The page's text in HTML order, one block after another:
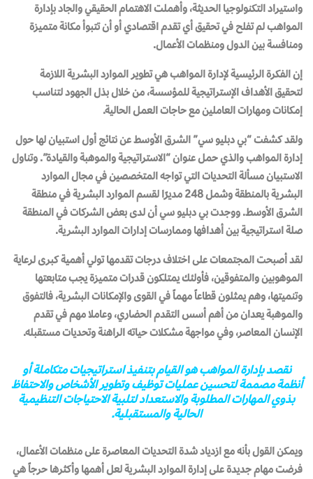
واستيراد التكنولوجيا الحديثة، وأهملت الاهتمام الحقيقي والجاد بإدارة
المواهب لم تفلح في تحقيق أي تقدم اقتصادي أو أن تتبوأ مكانة متميزة
ومنافسة بين الدول ومنظمات الأعمال.
إن الفكرة الرئيسية لإدارة المواهب هي تطوير الموارد البشرية اللازمة
لتحقيق الأهداف الإستراتيجية للمؤسسة، من خلال بذل الجهود لتناسب
إمكانات ومهارات العاملين مع حاجات العمل الحالية.
ولقد كشفت “بي دبليو سي” الشرق الأوسط عن نتائج أول استبيان لها حول
إدارة المواهب والذي حمل عنوان “الاستراتيجية والموهبة والقيادة”. وتناول
الاستبيان مسألة التحديات التي تواجه المتخصصين في مجال الموارد
البشرية بالمنطقة وشمل 248 مديرًا لقسم الموارد البشرية في منطقة
الشرق الأوسط. ووجدت بي دبليو سي أن لدى بعض الشركات في المنطقة
صلة استراتيجية بين أهدافها وممارسات إدارات الموارد البشرية.
لقد أصبحت المجتمعات على اختلاف درجات تقدمها تولي أهمية كبرى لرعاية
الموهوبين والمتفوقين، فأولئك يمتلكون قدرات متميزة يجب متابعتها
وتنميتها، وهم يمثلون قطاعاً مهماً في القوى والإمكانات البشرية، فالتفوق
والموهبة يعدان من أهم أسس التقدم الحضاري، وعاملا مهم في تقدم
الإنسان المعاصر، وفي مواجهة مشكلات حياته الراهنة وتحديات مستقبله.
نقصد بإدارة المواهب هو القيام بتنفيذ استراتيجيات متكاملة أو
أنظمة مصممة لتحسين عمليات توظيف وتطوير الأشخاص والاحتفاظ
بذوي المهارات المطلوبة والاستعداد لتلبية الاحتياجات التنظيمية
الحالية والمستقبلية.
ويمكن القول بأنه مع ازدياد شدة التحديات المعاصرة على منظمات الأعمال،
فرضت مهام جديدة على إدارة الموارد البشرية لعل أهمها وأكثرها حرجاً هي